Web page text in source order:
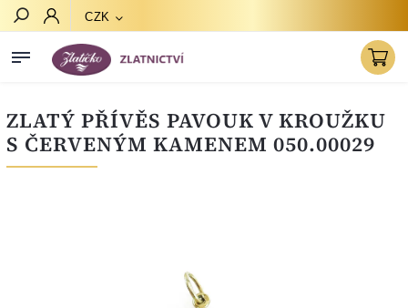
CZK
ZLATÝ PŘÍVĚS PAVOUK V KROUŽKU
S ČERVENÝM KAMENEM 050.00029